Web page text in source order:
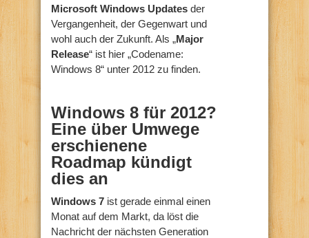
Microsoft Windows Updates der
Vergangenheit, der Gegenwart und
wohl auch der Zukunft. Als „Major
Release“ ist hier „Codename:
Windows 8“ unter 2012 zu finden.
Windows 8 für 2012?
Eine über Umwege
erschienene
Roadmap kündigt
dies an
Windows 7 ist gerade einmal einen
Monat auf dem Markt, da löst die
Nachricht der nächsten Generation